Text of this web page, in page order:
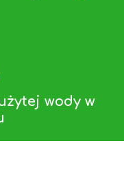
wody w